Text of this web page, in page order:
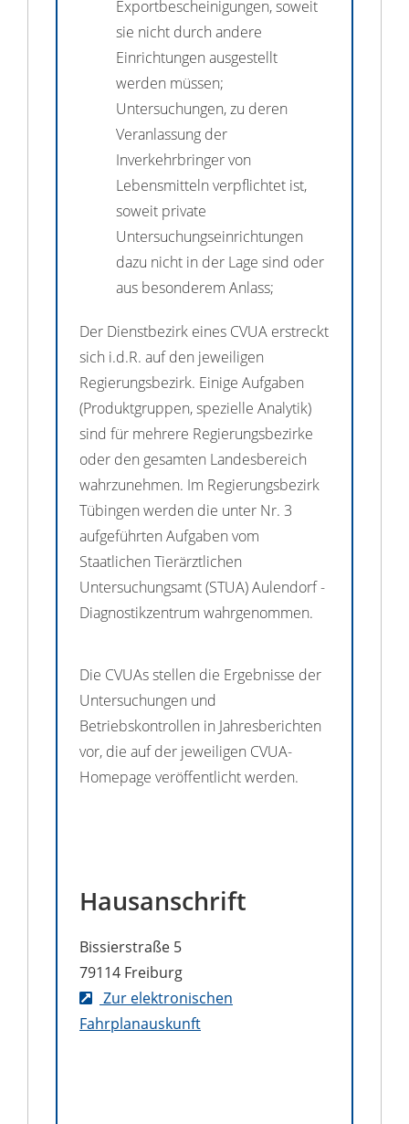
Exportbescheinigungen, soweit
sie nicht durch andere
Einrichtungen ausgestellt
werden müssen;
Untersuchungen, zu deren
Veranlassung der
Inverkehrbringer von
Lebensmitteln verpflichtet ist,
soweit private
Untersuchungseinrichtungen
dazu nicht in der Lage sind oder
aus besonderem Anlass;
Der Dienstbezirk eines CVUA erstreckt
sich i.d.R. auf den jeweiligen
Regierungsbezirk. Einige Aufgaben
(Produktgruppen, spezielle Analytik)
sind für mehrere Regierungsbezirke
oder den gesamten Landesbereich
wahrzunehmen. Im Regierungsbezirk
Tübingen werden die unter Nr. 3
aufgeführten Aufgaben vom
Staatlichen Tierärztlichen
Untersuchungsamt (STUA) Aulendorf -
Diagnostikzentrum wahrgenommen.
Die CVUAs stellen die Ergebnisse der
Untersuchungen und
Betriebskontrollen in Jahresberichten
vor, die auf der jeweiligen CVUA-
Homepage veröffentlicht werden.
Hausanschrift
Bissierstraße 5
79114 Freiburg
Zur elektronischen
Fahrplanauskunft